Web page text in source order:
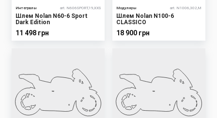
Интегралы art. N606SPORT,19,XXS
Шлем Nolan N60-6 Sport
Dark Edition
11 498 грн
Модуляры art. N1006,302,M
Шлем Nolan N100-6
CLASSICO
18 900 грн